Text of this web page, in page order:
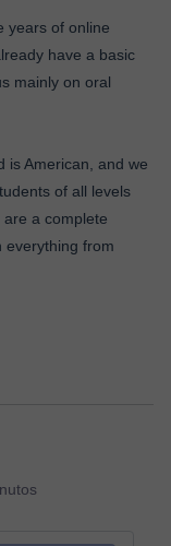
years of online
have a basic
mainly on oral
is American, and we
of all levels
a complete
everything from